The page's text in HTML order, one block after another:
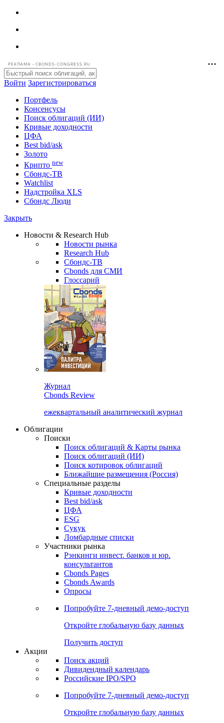
РЕКЛАМА • CBONDS-CONGRESS.RU
Войти Зарегистрироваться
Портфель
Консенсусы
Поиск облигаций (ИИ)
Кривые доходности
ЦФА
Best bid/ask
Золото
Крипто new
Watchlist
Сбондс Люди
Новости & Research Hub
Новости рынка
Research Hub
Сбондс-ТВ
Cbonds для СМИ
Глоссарий
Cbonds Review
ежеквартальный аналитический журнал
Облигации
Поиски
Поиск облигаций & Карты рынка
Поиск облигаций (ИИ)
Поиск котировок облигаций
Ближайшие размещения (Россия)
Специальные разделы
Кривые доходности
Best bid/ask
ЦФА
ESG
Сукук
Ломбардные списки
Участники рынка
Рэнкинги инвест. банков и юр.
Cbonds Pages
Опросы
Попробуйте7-дневный
Откройте глобальную базу данных
Получить доступ
Поиск акций
Российские IPO/SPO